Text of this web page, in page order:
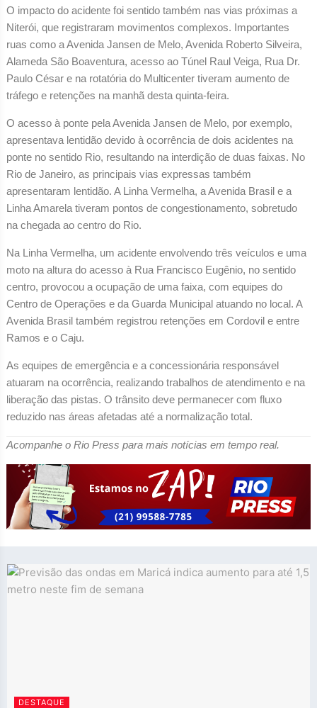
O impacto do acidente foi sentido também nas vias próximas a
Niterói, que registraram movimentos complexos. Importantes
ruas como a Avenida Jansen de Melo, Avenida Roberto Silveira,
Alameda São Boaventura, acesso ao Túnel Raul Veiga, Rua Dr.
Paulo César e na rotatória do Multicenter tiveram aumento de
tráfego e retenções na manhã desta quinta-feira.
O acesso à ponte pela Avenida Jansen de Melo, por exemplo,
apresentava lentidão devido à ocorrência de dois acidentes na
ponte no sentido Rio, resultando na interdição de duas faixas. No
Rio de Janeiro, as principais vias expressas também
apresentaram lentidão. A Linha Vermelha, a Avenida Brasil e a
Linha Amarela tiveram pontos de congestionamento, sobretudo
na chegada ao centro do Rio.
Na Linha Vermelha, um acidente envolvendo três veículos e uma
moto na altura do acesso à Rua Francisco Eugênio, no sentido
centro, provocou a ocupação de uma faixa, com equipes do
Centro de Operações e da Guarda Municipal atuando no local. A
Avenida Brasil também registrou retenções em Cordovil e entre
Ramos e o Caju.
As equipes de emergência e a concessionária responsável
atuaram na ocorrência, realizando trabalhos de atendimento e na
liberação das pistas. O trânsito deve permanecer com fluxo
reduzido nas áreas afetadas até a normalização total.
Acompanhe o Rio Press para mais notícias em tempo real.
DESTAQUE